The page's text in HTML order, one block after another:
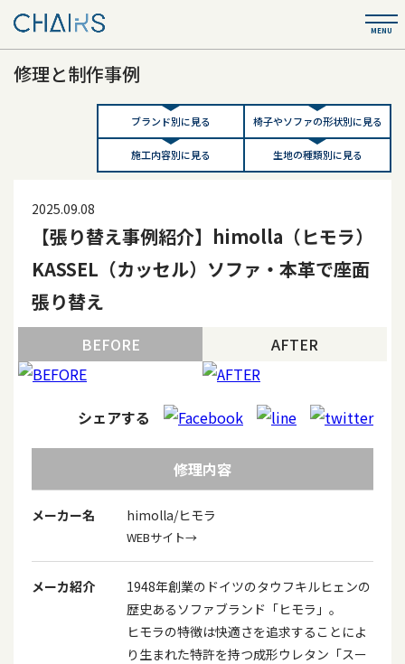
修理と制作事例
ブランド別に見る 椅子やソファの形状別に見る
施工内容別に見る 生地の種類別に見る
2025.09.08
【張り替え事例紹介】himolla（ヒモラ）
KASSEL（カッセル）ソファ・本革で座面
張り替え
BEFORE AFTER
シェアする
修理内容
メーカー名 himolla/ヒモラ
WEBサイト→
メーカ紹介
1948年創業のドイツのタウフキルヒェンの
歴史あるソファブランド「ヒモラ」。
ヒモラの特徴は快適さを追求することによ
り生まれた特許を持つ成形ウレタン「スー